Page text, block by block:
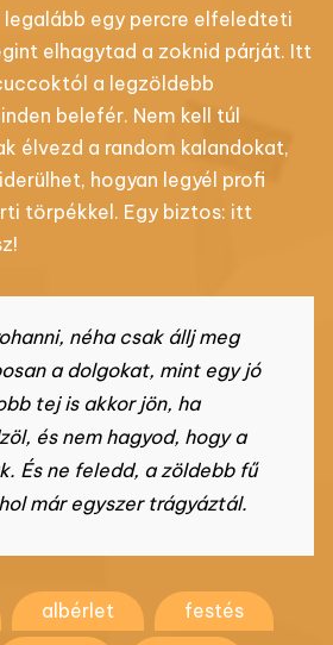
egy percre elfeledteti
elhagytad a zoknid párját. Itt
a legzöldebb
belefér. Nem kell túl
élvezd a random kalandokat,
hogyan legyél profi
törpékkel. Egy biztos: itt
néha csak állj meg
a dolgokat, mint egy jó
tej is akkor jön, ha
és nem hagyod, hogy a
És ne feledd, a zöldebb fű
már egyszer trágyáztál.
albérlet
festés